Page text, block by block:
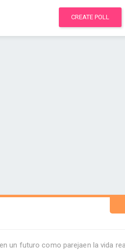
CREATE POLL
un futuro como parejaen la vida